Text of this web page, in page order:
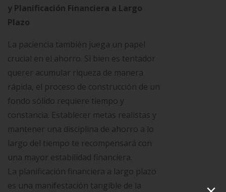
y Planificación Financiera a Largo
Plazo
La paciencia también juega un papel
crucial en el ahorro. Si bien es tentador
querer acumular riqueza de manera
rápida, el proceso de construcción de un
fondo sólido requiere tiempo y
constancia. Establecer metas realistas y
mantener una disciplina de ahorro a lo
largo del tiempo te recompensará con
una mayor estabilidad financiera.
La planificación financiera a largo plazo
es una manifestación tangible de la